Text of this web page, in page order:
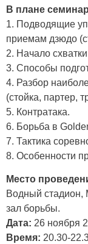
В плане
1. Подводящие
приемам дзюдо
2. Начало
3. Способы
4. Разбор
(стойка, партер,
5. Контратака.
6. Борьба в
7. Тактика
8. Особенности
Место
Водный стадион,
зал борьбы.
Дата: 26 ноября
Время: 20.30-